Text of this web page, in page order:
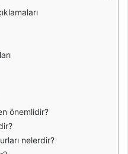
önemlidir?
nelerdir?